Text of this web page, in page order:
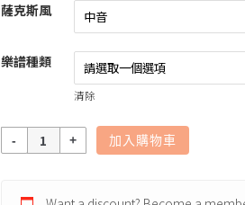
薩克斯風
樂譜種類
清除
量
加入購物車